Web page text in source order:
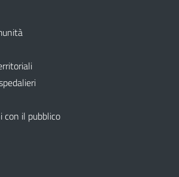
con il pubblico